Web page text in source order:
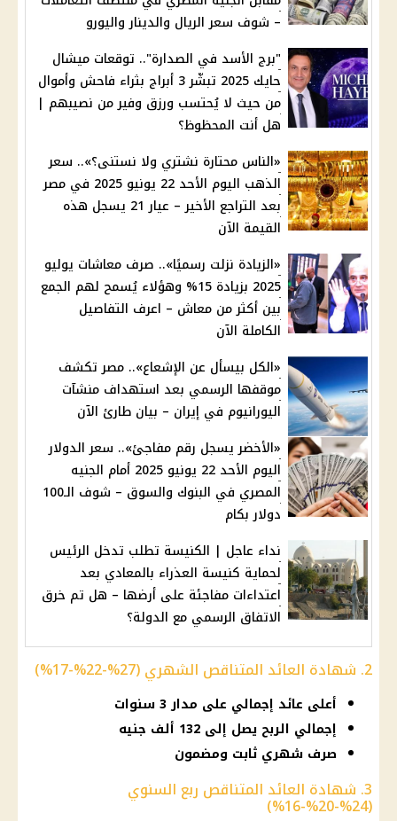
– شوف سعر الريال والدينار واليورو
"برج الأسد في الصدارة".. توقعات ميشال
حايك 2025 تبشّر 3 أبراج بثراء فاحش وأموال
من حيث لا يُحتسب ورزق وفير من نصيبهم |
هل أنت المحظوظ؟
«الناس محتارة نشتري ولا نستنى؟».. سعر
الذهب اليوم الأحد 22 يونيو 2025 في مصر
بعد التراجع الأخير – عيار 21 يسجل هذه
القيمة الآن
«الزيادة نزلت رسميًا».. صرف معاشات يوليو
2025 بزيادة 15% وهؤلاء يُسمح لهم الجمع
بين أكثر من معاش – اعرف التفاصيل
الكاملة الآن
«الكل بيسأل عن الإشعاع».. مصر تكشف
موقفها الرسمي بعد استهداف منشآت
اليورانيوم في إيران – بيان طارئ الآن
«الأخضر يسجل رقم مفاجئ».. سعر الدولار
اليوم الأحد 22 يونيو 2025 أمام الجنيه
المصري في البنوك والسوق – شوف الـ100
دولار بكام
نداء عاجل | الكنيسة تطلب تدخل الرئيس
لحماية كنيسة العذراء بالمعادي بعد
اعتداءات مفاجئة على أرضها – هل تم خرق
الاتفاق الرسمي مع الدولة؟
2. شهادة العائد المتناقص الشهري (27%-22%-17%)
أعلى عائد إجمالي على مدار 3 سنوات
إجمالي الربح يصل إلى 132 ألف جنيه
صرف شهري ثابت ومضمون
3. شهادة العائد المتناقص ربع السنوي
(24%-20%-16%)